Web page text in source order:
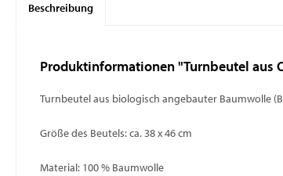
Beschreibung
Produktinformationen "Turnbeutel aus
Turnbeutel aus biologisch angebauter Baumwolle
Größe des Beutels: ca. 38 x 46 cm
Material: 100 % Baumwolle